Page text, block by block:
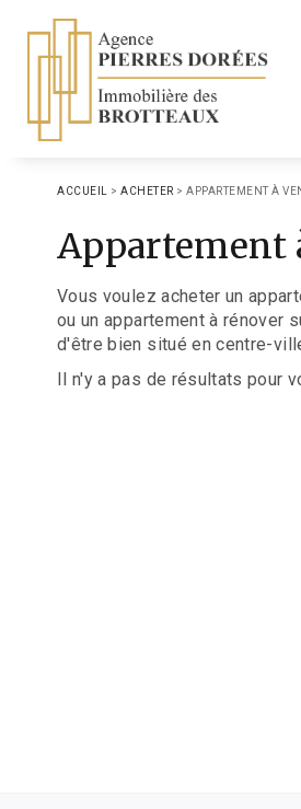
ACCUEIL > ACHETER > APPARTEMENT À
Appartement
Vous voulez acheter un
ou un appartement à rénover
d'être bien situé en centre-
Il n'y a pas de résultats pour